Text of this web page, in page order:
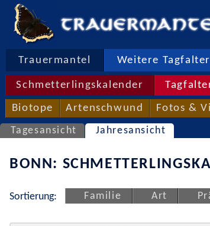
Trauermantel Weitere Tagfalter
Schmetterlingskalender
Biotope Artenschwund Fotos &
Tagesansicht Jahresansicht
BONN:
Sortierung: Familie Art